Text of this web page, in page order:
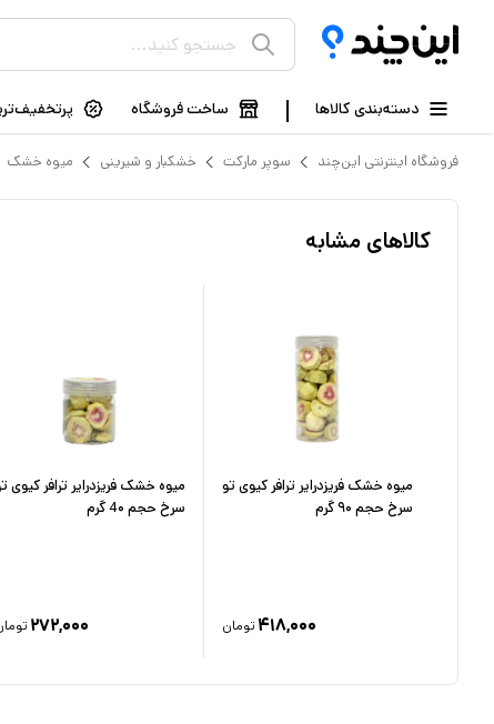
دسته‌بندی کالاها ساخت فروشگاه
فروشگاه اینترنتی این‌چند سوپر مارکت خشکبار و شیرینی میوه خشک
کالاهای مشابه
میوه خشک فریزدرایر ترافر کیوی تو
سرخ حجم ۹۰ گرم
۴۱۸,۰۰۰ تومان
میوه خشک فریزدرایر ترافر کیوی
سرخ حجم 4۰ گرم
۲۷۲,۰۰۰